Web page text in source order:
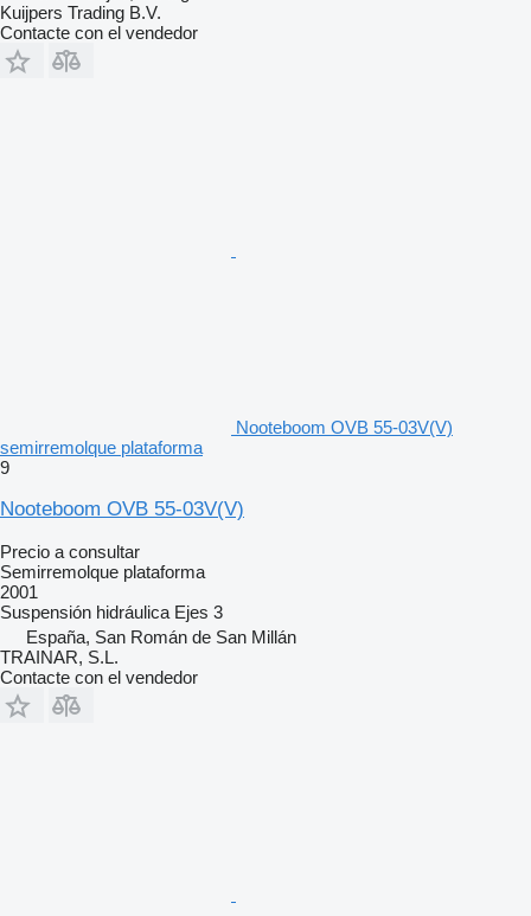
Kuijpers Trading B.V.
Contacte con el vendedor
Nooteboom OVB 55-03V(V)
semirremolque plataforma
9
Nooteboom OVB 55-03V(V)
Precio a consultar
Semirremolque plataforma
2001
Suspensión hidráulica Ejes 3
España, San Román de San Millán
TRAINAR, S.L.
Contacte con el vendedor